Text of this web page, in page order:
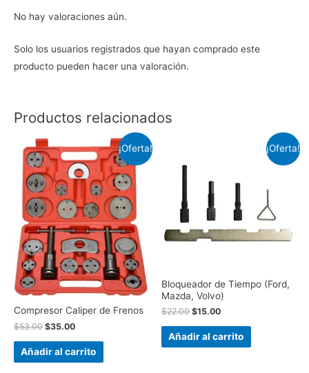
Pulgadas
No hay valoraciones aún.
Solo los usuarios registrados que hayan comprado este
producto pueden hacer una valoración.
Productos relacionados
¡Oferta!
Compresor Caliper de Frenos
$53.00 $35.00
Añadir al carrito
¡Oferta!
Bloqueador de Tiempo (Ford,
Mazda, Volvo)
$22.00 $15.00
Añadir al carrito